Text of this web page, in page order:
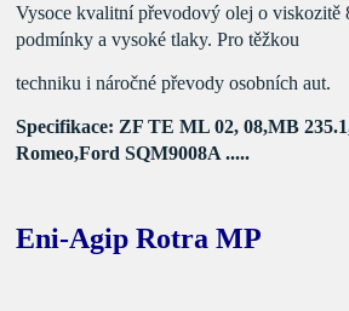
Vysoce kvalitní převodový olej o viskozitě
podmínky a vysoké tlaky. Pro těžkou
techniku i náročnépřevody osobních aut.
Specifikace: ZF TE ML 02, 08,MB
Romeo,Ford SQM9008A .....
Eni-Agip Rotra MP